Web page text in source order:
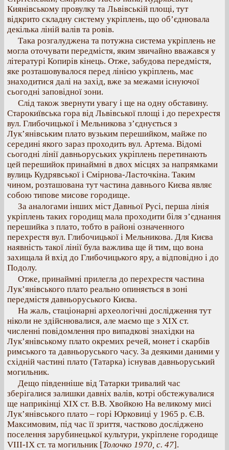
Киянівському провулку та Львівській площі, тут
відкрито складну систему укріплень, що об’єднювала
декілька ліній валів та ровів.
Така розгалуджена та потужна система укріплень не
могла оточувати передмістя, яким звичайно вважався у
літературі Копирів кінець. Отже, забудова передмістя,
яке розташовувалося перед лінією укріплень, має
знаходитися далі на захід, вже за межами існуючої
сьогодні заповідної зони.
Слід також звернути увагу і ще на одну обставину.
Старокиївська гора від Львівської площі і до перехрестя
вул. Глибочицької і Мельникова з’єднується з
Лук’янівським плато вузьким перешийком, майже по
середині якого зараз проходить вул. Артема. Відомі
сьогодні лінії давньоруських укріплень перетинають
цей перешийок принаймні в двох місцях за напрямками
вулиць Кудрявської і Смірнова-Ласточкіна. Таким
чином, розташована тут частина давнього Києва являє
собою типове мисове городище.
За аналогами інших міст Давньої Русі, перша лінія
укріплень таких городищ мала проходити біля з’єднання
перешийка з плато, тобто в районі означенного
перехрестя вул. Глибочицької і Мельникова. Для Києва
наявність такої лінії була важлива ще й тим, що вона
захищала й вхід до Глибочицького яру, а відповідно і до
Подолу.
Отже, принаймні прилегла до перехрестя частина
Лук’янівського плато реально опиняється в зоні
передмістя давньоруського Києва.
На жаль, стаціонарні археологічні дослідження тут
ніколи не здійснювалися, але маємо ще з XIX ст.
численні повідомлення про випадкові знахідки на
Лук’янівському плато окремих речей, монет і скарбів
римського та давньоруського часу. За деякими даними у
східній частині плато (Татарка) існував давньоруський
могильник.
Дещо південніше від Татарки тривалий час
зберігалися залишки давніх валів, котрі обстежувалися
ще наприкінці XIX ст. В.В. Хвойкою На великому мисі
Лук’янівського плато – горі Юрковиці у 1965 р. Є.В.
Максимовим, під час її зриття, частково досліджено
поселення зарубинецької культури, укріплене городище
VIII-IX ст. та могильник [Толочко 1970, с. 47].